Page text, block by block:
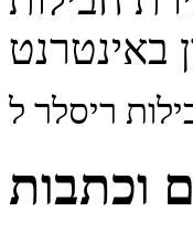
וכתבות